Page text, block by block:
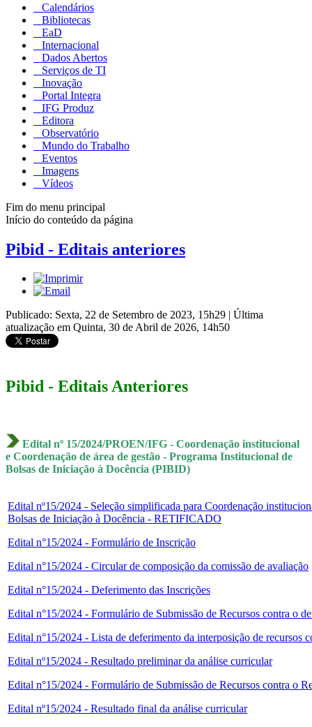
Calendários
Bibliotecas
EaD
Internacional
Dados Abertos
Serviços de TI
Inovação
Portal Integra
IFG Produz
Editora
Observatório
Mundo do Trabalho
Eventos
Imagens
Vídeos
Fim do menu principal
Início do conteúdo da página
Pibid - Editais anteriores
Publicado: Sexta, 22 de Setembro de 2023, 15h29 | Última
atualização em Quinta, 30 de Abril de 2026, 14h50
Pibid - Editais Anteriores
Edital nº 15/2024/PROEN/IFG - Coordenação institucional
e Coordenação de área de gestão - Programa Institucional de
Bolsas de Iniciação à Docência (PIBID)
Edital nº15/2024 - Seleção simplificada para Coordenação
Bolsas de Iniciação à Docência - RETIFICADO
Edital n°15/2024 - Formulário de Inscrição
Edital n°15/2024 - Circular de composição da comissão de avaliação
Edital n°15/2024 - Deferimento das Inscrições
Edital n°15/2024 - Formulário de Submissão de Recursos contra o
Edital n°15/2024 - Lista de deferimento da interposição de recursos
Edital nº15/2024 - Resultado preliminar da análise curricular
Edital n°15/2024 - Formulário de Submissão de Recursos contra o
Edital nº15/2024 - Resultado final da análise curricular